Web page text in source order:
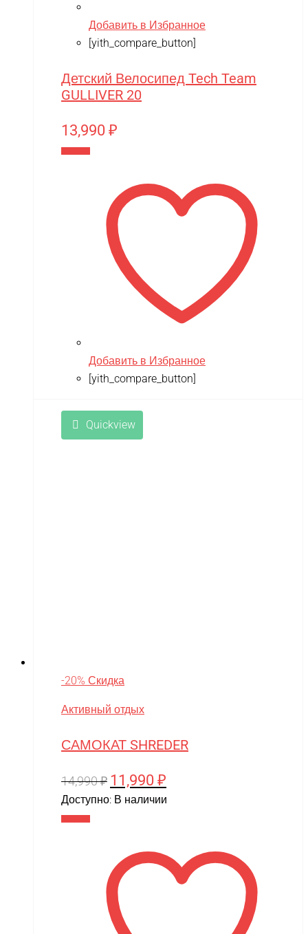
Добавить в Избранное
[yith_compare_button]
Детский Велосипед Tech Team
GULLIVER 20
13,990 ₽
Добавить в Избранное
[yith_compare_button]
Quickview
-20% Скидка
Активный отдых
САМОКАТ SHREDER
14,990₽ Первоначальная
цена
11,990 ₽
цена:
Доступно: В наличии